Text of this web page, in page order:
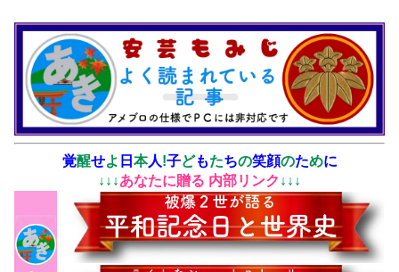
覚醒せよ 日 本人!子どもたちの笑顔のために
↓↓↓あなたに贈る 内部リンク ↓↓↓